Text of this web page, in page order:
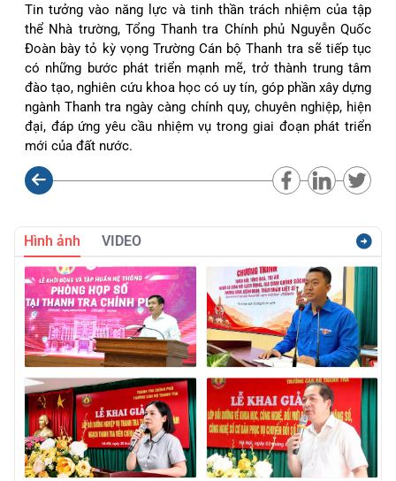
Tin tưởng vào năng lực và tinh thần trách nhiệm của tập
thể Nhà trường, Tổng Thanh tra Chính phủ Nguyễn Quốc
Đoàn bày tỏ kỳ vọng Trường Cán bộ Thanh tra sẽ tiếp tục
có những bước phát triển mạnh mẽ, trở thành trung tâm
đào tạo, nghiên cứu khoa học có uy tín, góp phần xây dựng
ngành Thanh tra ngày càng chính quy, chuyên nghiệp, hiện
đại, đáp ứng yêu cầu nhiệm vụ trong giai đoạn phát triển
mới của đất nước.
Hình ảnh VIDEO
Báo cáo kết qảu giải quyết và trả lời kiến nghị của cử tri
gửi sau Kỳ họp thứ Nhất, Quốc hội khóa XVI